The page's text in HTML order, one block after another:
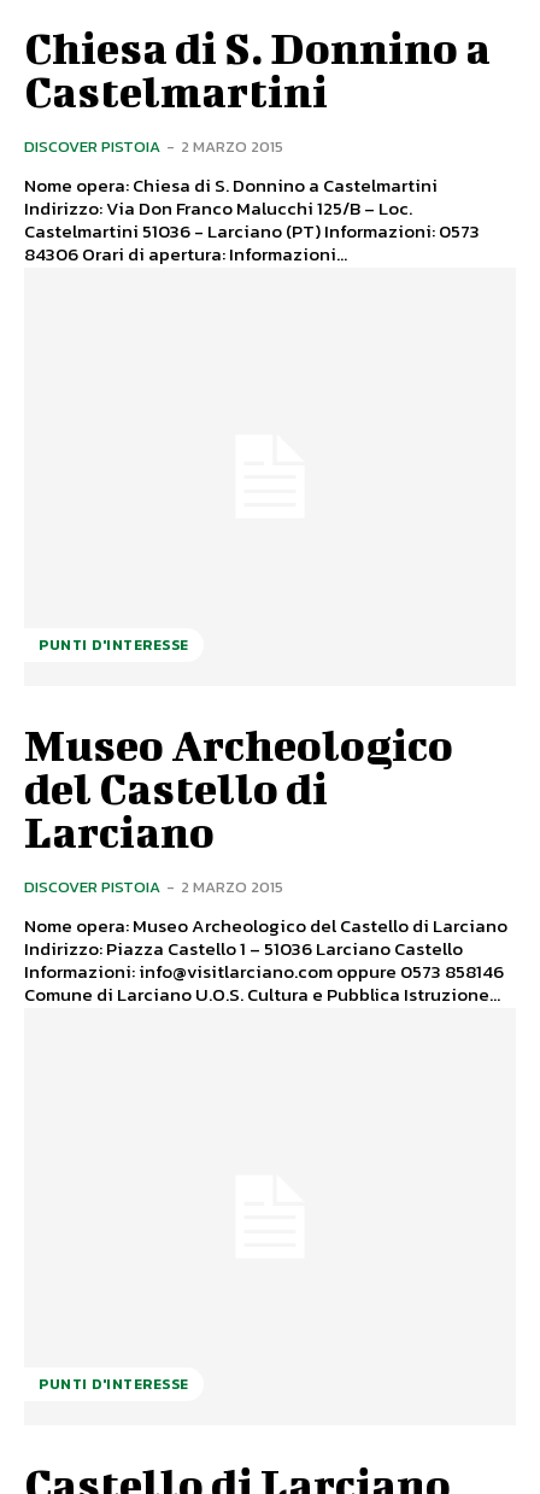
Chiesa di S. Donnino a
Castelmartini
DISCOVER PISTOIA - 2 MARZO 2015
Nome opera: Chiesa di S. Donnino a Castelmartini
Indirizzo: Via Don Franco Malucchi 125/B – Loc.
Castelmartini 51036 - Larciano (PT) Informazioni: 0573
84306 Orari di apertura: Informazioni...
PUNTI D'INTERESSE
Museo Archeologico
del Castello di
Larciano
DISCOVER PISTOIA - 2 MARZO 2015
Nome opera: Museo Archeologico del Castello di Larciano
Indirizzo: Piazza Castello 1 – 51036 Larciano Castello
Informazioni: info@visitlarciano.com oppure 0573 858146
Comune di Larciano U.O.S. Cultura e Pubblica Istruzione...
PUNTI D'INTERESSE
Castello di Larciano